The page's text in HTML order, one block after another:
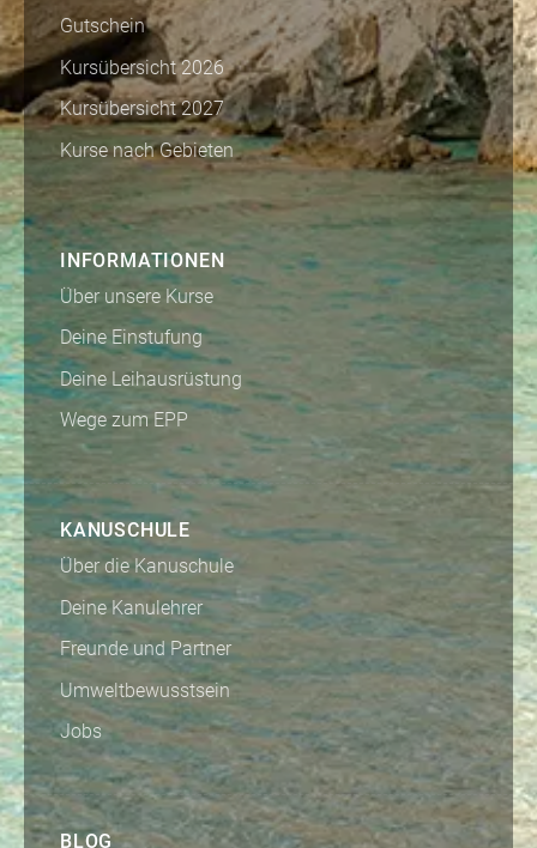
Gutschein
Kursübersicht 2026
Kursübersicht 2027
Kurse nach Gebieten
INFORMATIONEN
Über unsere Kurse
Deine Einstufung
Deine Leihausrüstung
Wege zum EPP
KANUSCHULE
Über die Kanuschule
Deine Kanulehrer
Freunde und Partner
Umweltbewusstsein
Jobs
BLOG